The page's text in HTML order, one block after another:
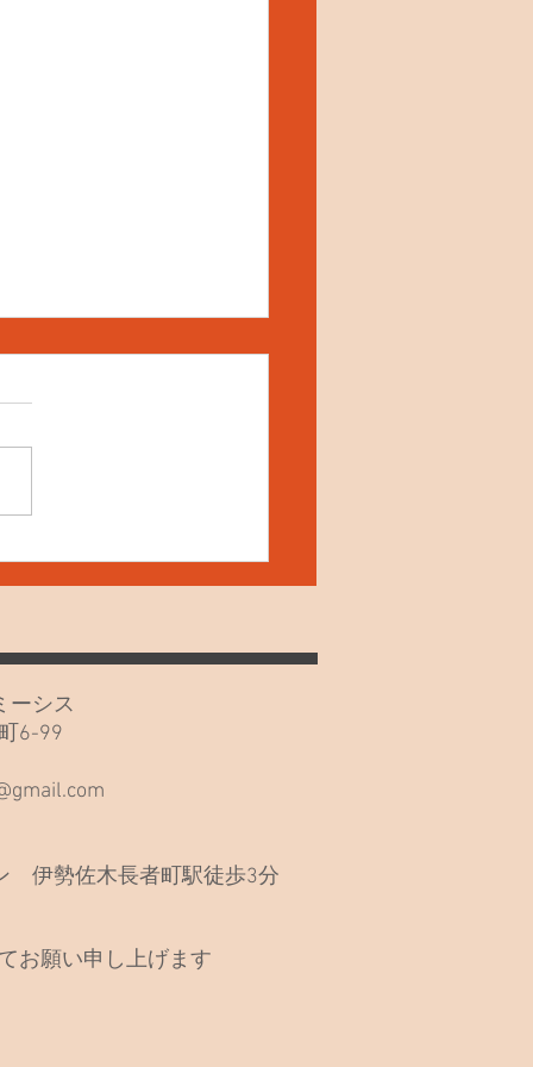
🙏
ーシス
6-99
伊勢佐木長者町駅徒歩3分
お願い申し上げます